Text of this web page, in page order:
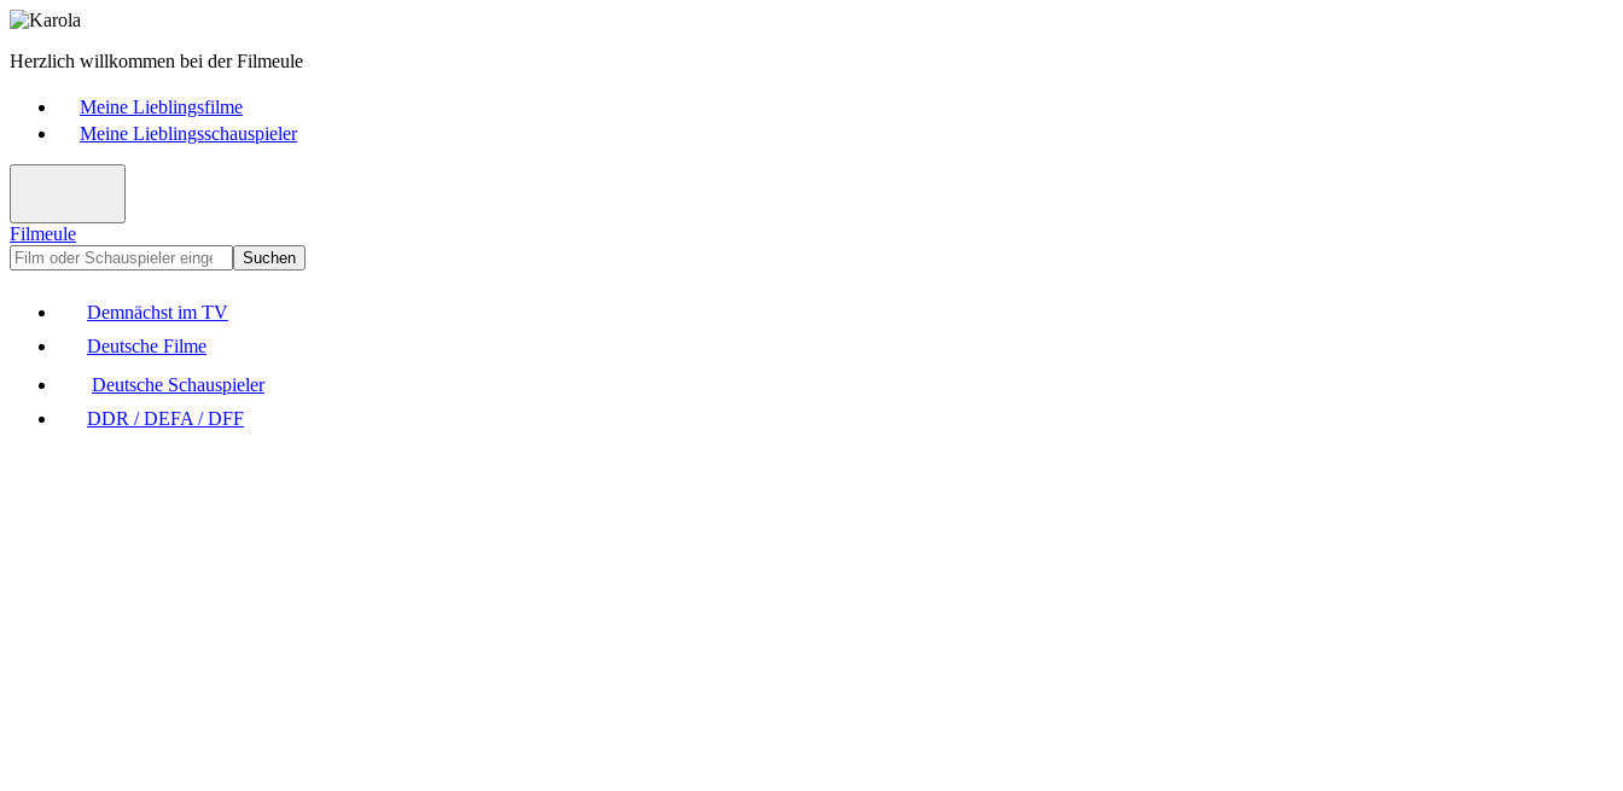
Herzlich willkommen bei der Filmeule
Meine Lieblingsfilme
Meine Lieblingsschauspieler
Filmeule
Suchen
Demnächst im TV
Deutsche Filme
Deutsche Schauspieler
DDR / DEFA / DFF